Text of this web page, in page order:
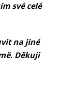
své celé
na jiné
Děkuji